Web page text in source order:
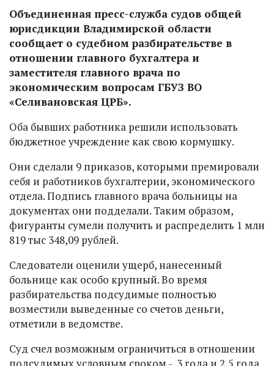
Объединенная пресс-служба судов общей
юрисдикции Владимирской области
сообщает о судебном разбирательстве в
отношении главного бухгалтера и
заместителя главного врача по
экономическим вопросам ГБУЗ ВО
«Селивановская ЦРБ».
Оба бывших работника решили использовать
бюджетное учреждение как свою кормушку.
Они сделали 9 приказов, которыми премировали
себя и работников бухгалтерии, экономического
отдела. Подпись главного врача больницы на
документах они подделали. Таким образом,
фигуранты сумели получить и распределить 1 млн
819 тыс 348,09 рублей.
Следователи оценили ущерб, нанесенный
больнице как особо крупный. Во время
разбирательства подсудимые полностью
возместили выведенные со счетов деньги,
отметили в ведомстве.
Суд счел возможным ограничиться в отношении